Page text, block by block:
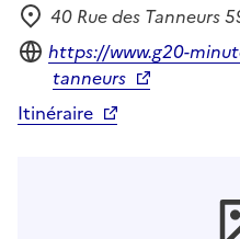
Adresse
40 Rue des Tanneurs
Site internet
https://www.g20-
tanneurs
Itinéraire